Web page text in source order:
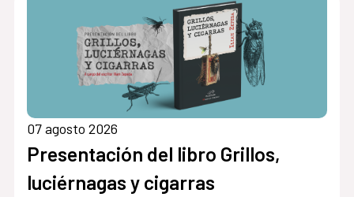
07 agosto 2026
Presentación del libro Grillos,
luciérnagas y cigarras